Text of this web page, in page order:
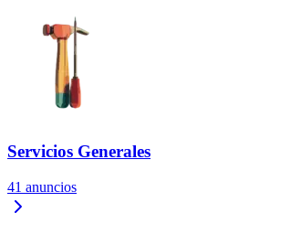
Servicios Generales
41 anuncios